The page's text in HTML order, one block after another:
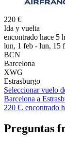
220 €
Ida y vuelta
encontrado hace 5
lun, 1 feb - lun, 15
BCN
Barcelona
XWG
Estrasburgo
Seleccionar vuelo
Barcelona a
220 €. encontrado
Preguntas